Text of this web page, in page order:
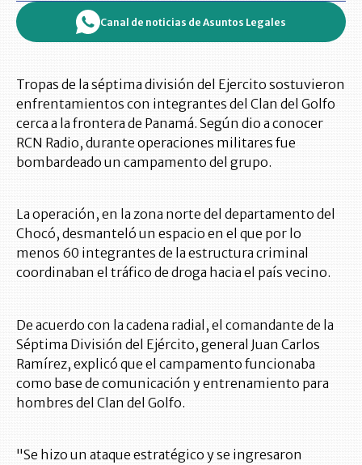
Canal de noticias de Asuntos Legales
Tropas de la séptima división del Ejercito sostuvieron
enfrentamientos con integrantes del Clan del Golfo
cerca a la frontera de Panamá. Según dio a conocer
RCN Radio, durante operaciones militares fue
bombardeado un campamento del grupo.
La operación, en la zona norte del departamento del
Chocó, desmanteló un espacio en el que por lo
menos 60 integrantes de la estructura criminal
coordinaban el tráfico de droga hacia el país vecino.
De acuerdo con la cadena radial, el comandante de la
Séptima División del Ejército, general Juan Carlos
Ramírez, explicó que el campamento funcionaba
como base de comunicación y entrenamiento para
hombres del Clan del Golfo.
"Se hizo un ataque estratégico y se ingresaron